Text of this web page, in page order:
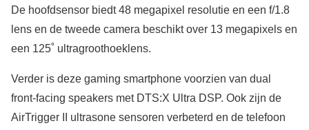
De hoofdsensor biedt 48 megapixel resolutie en een f/1.8
lens en de tweede camera beschikt over 13 megapixels en
een 125˚ ultragroothoeklens.
Verder is deze gaming smartphone voorzien van dual
front-facing speakers met DTS:X Ultra DSP. Ook zijn de
AirTrigger II ultrasone sensoren verbeterd en de telefoon